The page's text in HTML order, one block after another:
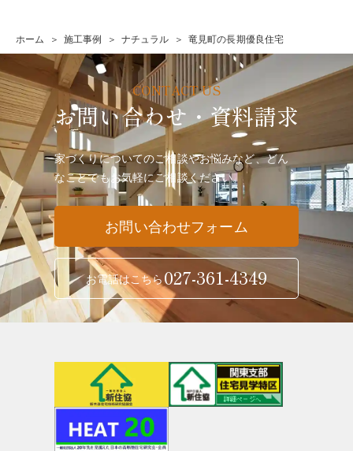
ホーム 施工事例 ナチュラル 竜見町の長期優良住宅
お問い合わせ・資料請求
家づくりについてのご相談やお悩みなど、どん
なことでもお気軽にご相談ください。
お問い合わせフォーム
お電話はこちら 027-361-4349